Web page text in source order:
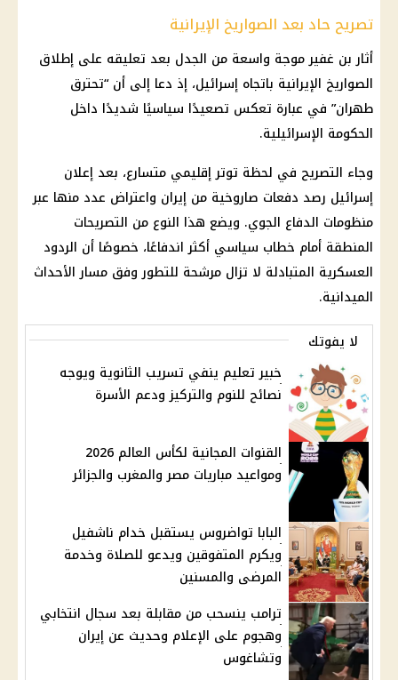
تصريح حاد بعد الصواريخ الإيرانية
أثار بن غفير موجة واسعة من الجدل بعد تعليقه على إطلاق
الصواريخ الإيرانية باتجاه إسرائيل، إذ دعا إلى أن “تحترق
طهران” في عبارة تعكس تصعيدًا سياسيًا شديدًا داخل
الحكومة الإسرائيلية.
وجاء التصريح في لحظة توتر إقليمي متسارع، بعد إعلان
إسرائيل رصد دفعات صاروخية من إيران واعتراض عدد منها عبر
منظومات الدفاع الجوي. ويضع هذا النوع من التصريحات
المنطقة أمام خطاب سياسي أكثر اندفاعًا، خصوصًا أن الردود
العسكرية المتبادلة لا تزال مرشحة للتطور وفق مسار الأحداث
الميدانية.
لا يفوتك
خبير تعليم ينفي تسريب الثانوية ويوجه
نصائح للنوم والتركيز ودعم الأسرة
القنوات المجانية لكأس العالم 2026
ومواعيد مباريات مصر والمغرب والجزائر
البابا تواضروس يستقبل خدام ناشفيل
ويكرم المتفوقين ويدعو للصلاة وخدمة
المرضى والمسنين
ترامب ينسحب من مقابلة بعد سجال انتخابي
وهجوم على الإعلام وحديث عن إيران
وتشاغوس